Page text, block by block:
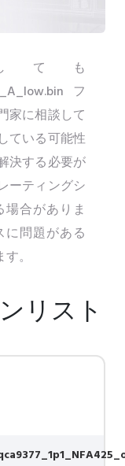
ても
フ
家に相談して
ている可能性
決する必要が
ーティングシ
合がありま
問題がある
。
リスト